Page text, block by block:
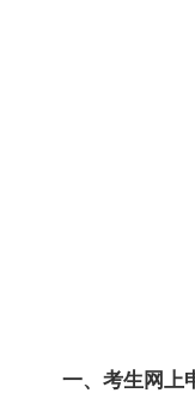
一、考生网上